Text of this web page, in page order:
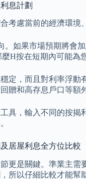
息計劃
考慮當前的經濟環境
。如果市場預期將會
H按在短期內可能為
定，而且對利率浮
贈和高存息戶口等額
具，輸入不同的按
居屋利息全方位比較
更是關鍵。準業主
所以仔細比較才能幫